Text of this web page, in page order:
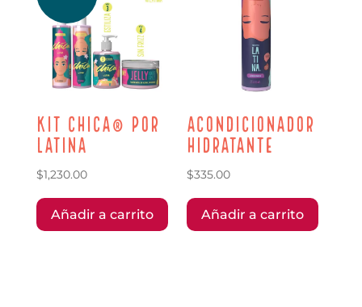
Kit Chica® por
Latina
$1,230.00
Añadir a carrito
Acondicionador
Hidratante
$335.00
Añadir a carrito